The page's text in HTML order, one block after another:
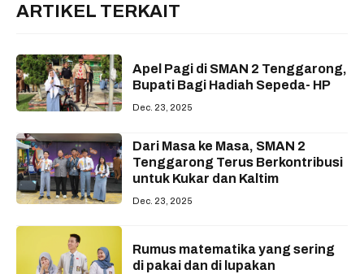
ARTIKEL TERKAIT
Apel Pagi di SMAN 2 Tenggarong,
Bupati Bagi Hadiah Sepeda- HP
Dec. 23, 2025
Dari Masa ke Masa, SMAN 2
Tenggarong Terus Berkontribusi
untuk Kukar dan Kaltim
Dec. 23, 2025
Rumus matematika yang sering
di pakai dan di lupakan